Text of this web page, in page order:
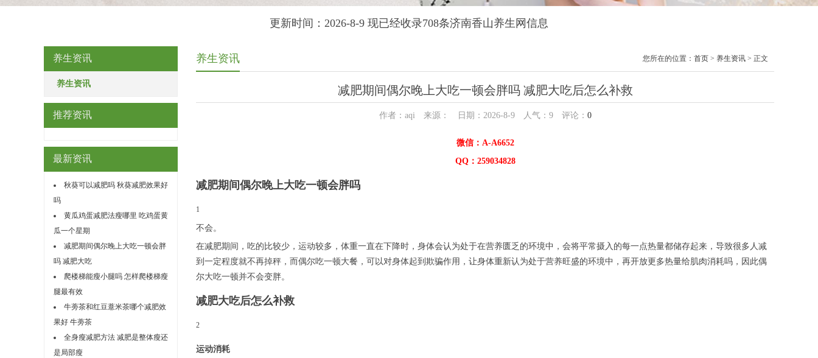
更新时间：2026-8-9 现已经收录708条济南香山养生网信息
养生资讯
养生资讯
推荐资讯
最新资讯
秋葵可以减肥吗 秋葵减肥效果好
吗
黄瓜鸡蛋减肥法瘦哪里 吃鸡蛋黄
瓜一个星期
减肥期间偶尔晚上大吃一顿会胖
吗 减肥大吃
爬楼梯能瘦小腿吗 怎样爬楼梯瘦
腿最有效
牛蒡茶和红豆薏米茶哪个减肥效
果好 牛蒡茶
全身瘦减肥方法 减肥是整体瘦还
是局部瘦
养生资讯 您所在的位置： 首页 > 养生资讯 > 正文
减肥期间偶尔晚上大吃一顿会胖吗 减肥大吃后怎么补救
作者：aqi 来源： 日期：2026-8-9 人气： 9评论： 0
微信：A-A6652
QQ：259034828
减肥期间偶尔晚上大吃一顿会胖吗
1
不会。
在减肥期间，吃的比较少，运动较多，体重一直在下降时，身体会认为处于在营养匮乏的环境中，会将平常摄入的每一点热量都储存起来，导致很多人减
到一定程度就不再掉秤，而偶尔吃一顿大餐，可以对身体起到欺骗作用，让身体重新认为处于营养旺盛的环境中，再开放更多热量给肌肉消耗吗，因此偶
尔大吃一顿并不会变胖。
减肥大吃后怎么补救
2
运动消耗